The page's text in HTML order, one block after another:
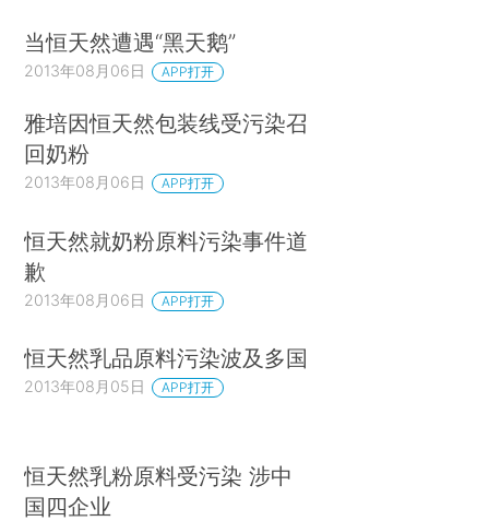
当恒天然遭遇“黑天鹅”
2013年08月06日 APP打开
雅培因恒天然包装线受污染召
回奶粉
2013年08月06日 APP打开
恒天然就奶粉原料污染事件道
歉
2013年08月06日 APP打开
恒天然乳品原料污染波及多国
2013年08月05日 APP打开
恒天然乳粉原料受污染 涉中
国四企业